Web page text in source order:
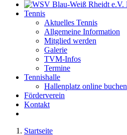
Tennis
Aktuelles Tennis
Allgemeine Information
Mitglied werden
Galerie
TVM-Infos
Termine
Tennishalle
Hallenplatz online buchen
Förderverein
Kontakt
Startseite